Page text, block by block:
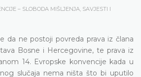
– SLOBODA MIŠLJENJA, SAVJESTI I
da ne postoji povreda prava iz člana
Bosne i Hercegovine, te prava iz
14. Evropske konvencije kada u
slučaja nema ništa što bi uputilo